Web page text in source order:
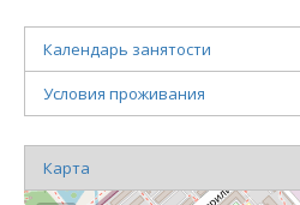
Календарь занятости
Условия проживания
Карта